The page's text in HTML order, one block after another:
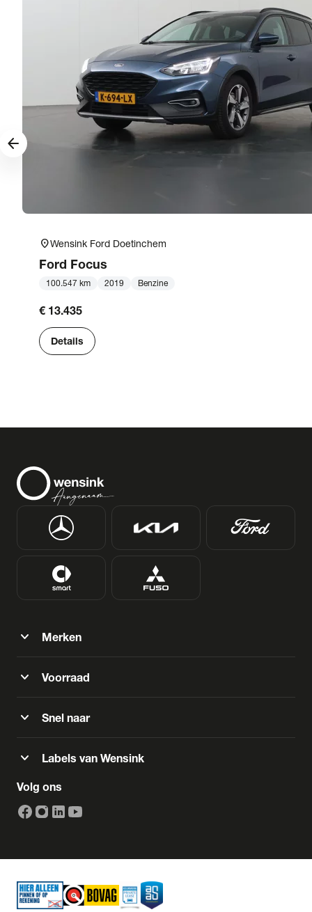
location_onWensink Ford Doetinchem
Ford Focus
100.547 km 2019 Benzine
€ 13.435
Details
arrow_forward
expand_more Merken
expand_more Voorraad
expand_more Snel naar
expand_more Labels van Wensink
Volg ons